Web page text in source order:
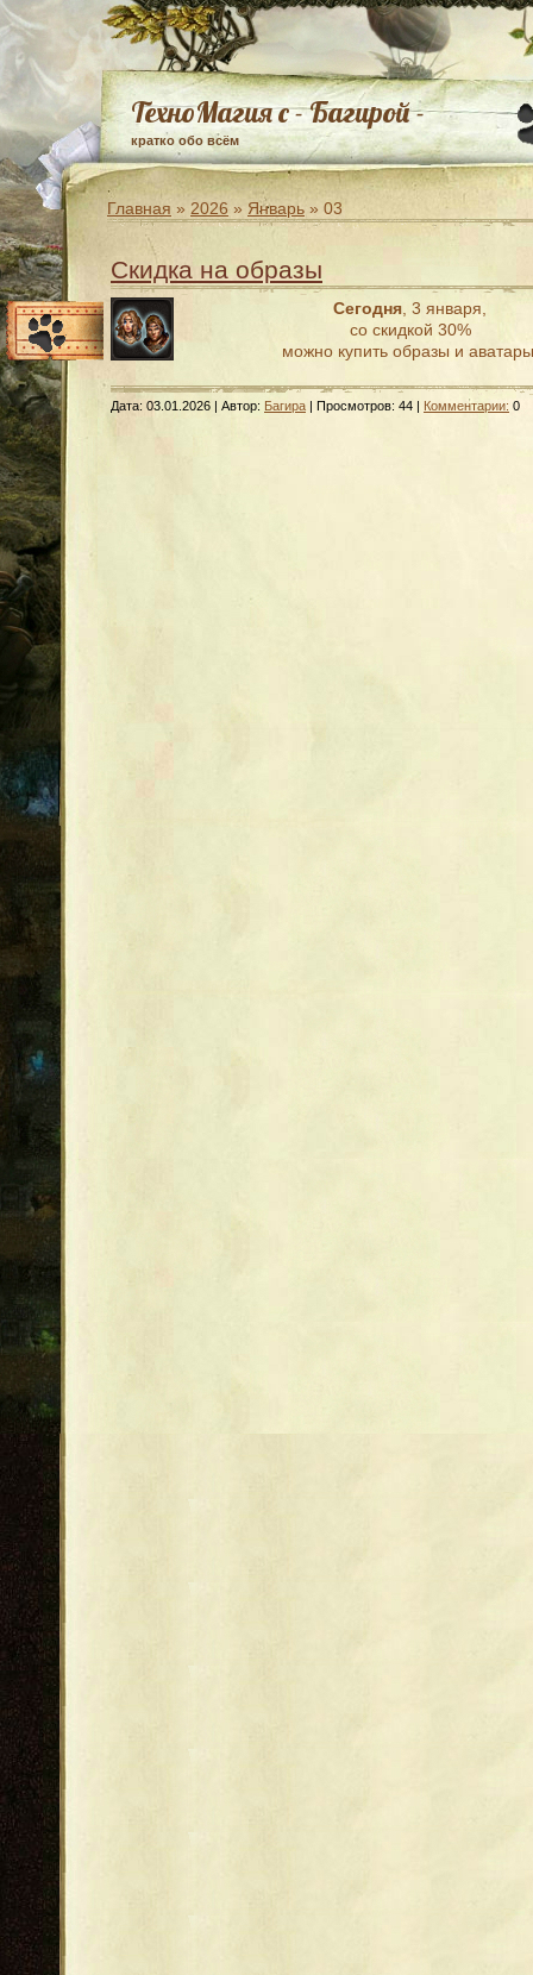
ТехноМагия с - Багирой -
кратко обо всём
Главная » 2026 » Январь » 03
Скидка на образы
Сегодня , 3 января,
со скидкой 30%
можно купить образы и
Дата: 03.01.2026 | Автор: Багира | Просмотров: 44 | Комментарии: 0